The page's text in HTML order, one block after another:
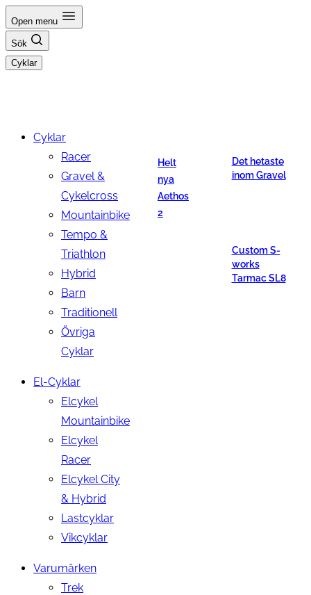
Hoppa
till
innehåll
Open menu
Sök
Cyklar
Cyklar
Racer
Gravel &
Cykelcross
Mountainbike
Tempo &
Triathlon
Hybrid
Barn
Traditionell
Övriga
Cyklar
El-Cyklar
Elcykel
Mountainbike
Elcykel
Racer
Elcykel City
& Hybrid
Lastcyklar
Vikcyklar
Varumärken
Trek
Helt
nya
Aethos
2
Det hetaste
inom Gravel
Custom S-
works
Tarmac SL8